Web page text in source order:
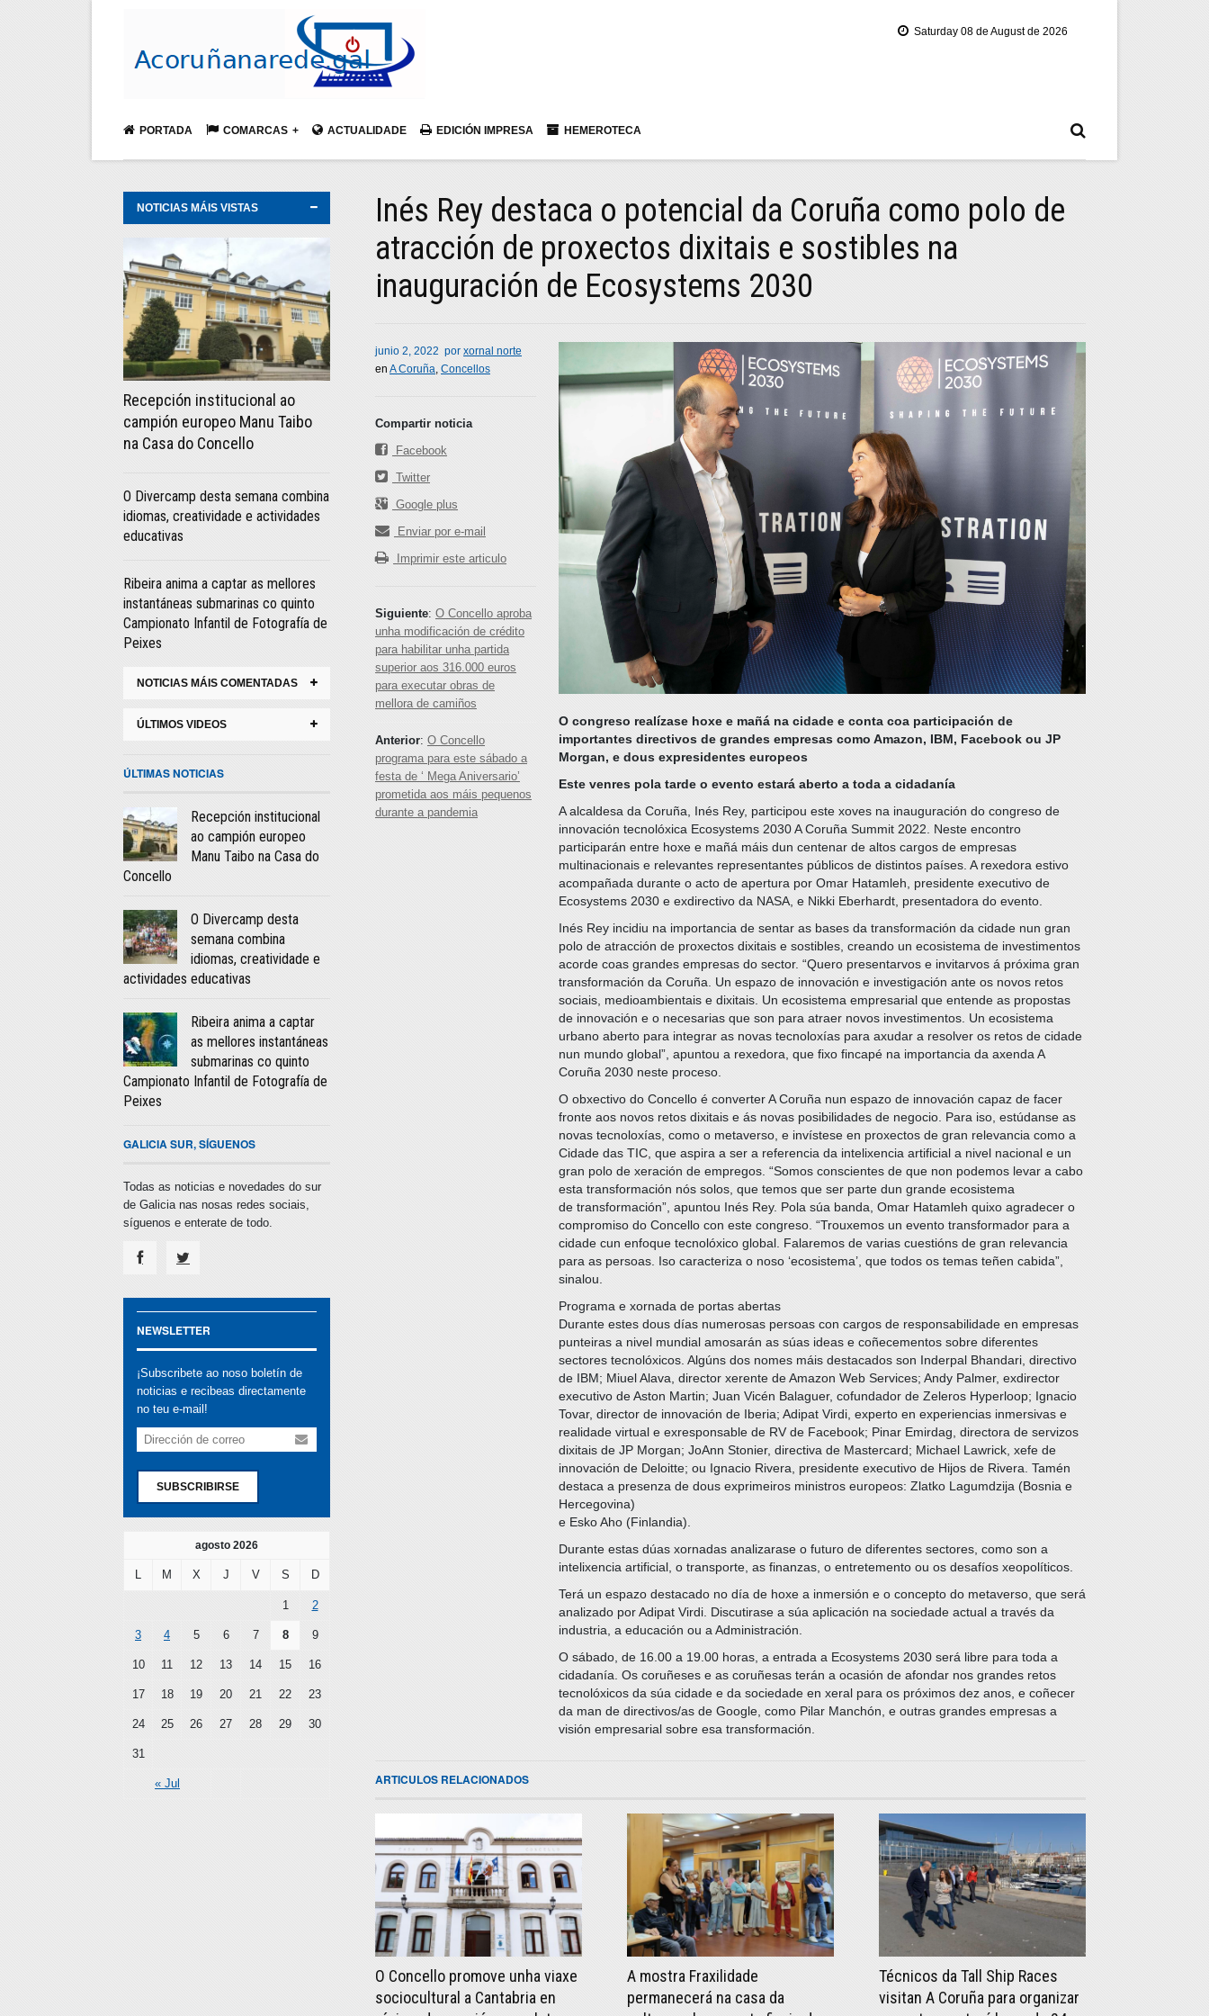
Saturday 08 de August de 2026
PORTADA COMARCAS ACTUALIDADE EDICIÓN IMPRESA HEMEROTECA
Inés Rey destaca o potencial da Coruña como polo de
atracción de proxectos dixitais e sostibles na
inauguración de Ecosystems 2030
O congreso realízase hoxe e mañá na cidade e conta coa participación de
importantes directivos de grandes empresas como Amazon, IBM, Facebook ou JP
Morgan, e dous expresidentes europeos
Este venres pola tarde o evento estará aberto a toda a cidadanía
A alcaldesa da Coruña, Inés Rey, participou este xoves na inauguración do congreso de
innovación tecnolóxica Ecosystems 2030 A Coruña Summit 2022. Neste encontro
participarán entre hoxe e mañá máis dun centenar de altos cargos de empresas
multinacionais e relevantes representantes públicos de distintos países. A rexedora estivo
acompañada durante o acto de apertura por Omar Hatamleh, presidente executivo de
Ecosystems 2030 e exdirectivo da NASA, e Nikki Eberhardt, presentadora do evento.
Inés Rey incidiu na importancia de sentar as bases da transformación da cidade nun gran
polo de atracción de proxectos dixitais e sostibles, creando un ecosistema de investimentos
acorde coas grandes empresas do sector. “Quero presentarvos e invitarvos á próxima gran
transformación da Coruña. Un espazo de innovación e investigación ante os novos retos
sociais, medioambientais e dixitais. Un ecosistema empresarial que entende as propostas
de innovación e o necesarias que son para atraer novos investimentos. Un ecosistema
urbano aberto para integrar as novas tecnoloxías para axudar a resolver os retos de cidade
nun mundo global”, apuntou a rexedora, que fixo fincapé na importancia da axenda A
Coruña 2030 neste proceso.
O obxectivo do Concello é converter A Coruña nun espazo de innovación capaz de facer
fronte aos novos retos dixitais e ás novas posibilidades de negocio. Para iso, estúdanse as
novas tecnoloxías, como o metaverso, e invístese en proxectos de gran relevancia como a
Cidade das TIC, que aspira a ser a referencia da intelixencia artificial a nivel nacional e un
gran polo de xeración de empregos. “Somos conscientes de que non podemos levar a cabo
esta transformación nós solos, que temos que ser parte dun grande ecosistema
de transformación”, apuntou Inés Rey. Pola súa banda, Omar Hatamleh quixo agradecer o
compromiso do Concello con este congreso. “Trouxemos un evento transformador para a
cidade cun enfoque tecnolóxico global. Falaremos de varias cuestións de gran relevancia
para as persoas. Iso caracteriza o noso ‘ecosistema’, que todos os temas teñen cabida”,
sinalou.
Programa e xornada de portas abertas
Durante estes dous días numerosas persoas con cargos de responsabilidade en empresas
punteiras a nivel mundial amosarán as súas ideas e coñecementos sobre diferentes
sectores tecnolóxicos. Algúns dos nomes máis destacados son Inderpal Bhandari, directivo
de IBM; Miuel Alava, director xerente de Amazon Web Services; Andy Palmer, exdirector
executivo de Aston Martin; Juan Vicén Balaguer, cofundador de Zeleros Hyperloop; Ignacio
Tovar, director de innovación de Iberia; Adipat Virdi, experto en experiencias inmersivas e
realidade virtual e exresponsable de RV de Facebook; Pinar Emirdag, directora de servizos
dixitais de JP Morgan; JoAnn Stonier, directiva de Mastercard; Michael Lawrick, xefe de
innovación de Deloitte; ou Ignacio Rivera, presidente executivo de Hijos de Rivera. Tamén
destaca a presenza de dous exprimeiros ministros europeos: Zlatko Lagumdzija (Bosnia e
Hercegovina)
e Esko Aho (Finlandia).
Durante estas dúas xornadas analizarase o futuro de diferentes sectores, como son a
intelixencia artificial, o transporte, as finanzas, o entretemento ou os desafíos xeopolíticos.
Terá un espazo destacado no día de hoxe a inmersión e o concepto do metaverso, que será
analizado por Adipat Virdi. Discutirase a súa aplicación na sociedade actual a través da
industria, a educación ou a Administración.
O sábado, de 16.00 a 19.00 horas, a entrada a Ecosystems 2030 será libre para toda a
cidadanía. Os coruñeses e as coruñesas terán a ocasión de afondar nos grandes retos
tecnolóxicos da súa cidade e da sociedade en xeral para os próximos dez anos, e coñecer
da man de directivos/as de Google, como Pilar Manchón, e outras grandes empresas a
visión empresarial sobre esa transformación.
junio 2, 2022 por xornal norte
en A Coruña, Concellos
Compartir noticia
Facebook
Twitter
Google plus
Enviar por e-mail
Imprimir este articulo
Siguiente: O Concello aproba
unha modificación de crédito
para habilitar unha partida
superior aos 316.000 euros
para executar obras de
mellora de camiños
Anterior: O Concello
programa para este sábado a
festa de ‘ Mega Aniversario’
prometida aos máis pequenos
durante a pandemia
ARTICULOS RELACIONADOS
Técnicos da Tall Ship Races
visitan A Coruña para organizar
A mostra Fraxilidade
permanecerá na casa da
O Concello promove unha viaxe
sociocultural a Cantabria en
NOTICIAS MÁIS VISTAS
Recepción institucional ao
campión europeo Manu Taibo
na Casa do Concello
O Divercamp desta semana combina
idiomas, creatividade e actividades
educativas
Ribeira anima a captar as mellores
instantáneas submarinas co quinto
Campionato Infantil de Fotografía de
Peixes
NOTICIAS MÁIS COMENTADAS
ÚLTIMOS VIDEOS
ÚLTIMAS NOTICIAS
Recepción institucional
ao campión europeo
Manu Taibo na Casa do
Concello
O Divercamp desta
semana combina
idiomas, creatividade e
actividades educativas
Ribeira anima a captar
as mellores instantáneas
submarinas co quinto
Campionato Infantil de Fotografía de
Peixes
GALICIA SUR, SÍGUENOS
Todas as noticias e novedades do sur
de Galicia nas nosas redes sociais,
síguenos e enterate de todo.
NEWSLETTER
¡Subscribete ao noso boletín de
noticias e recibeas directamente
no teu e-mail!
SUBSCRIBIRSE
agosto 2026
L M X J V S D
« Jul
1 2
3 4 5 6 7 8 9
10 11 12 13 14 15 16
17 18 19 20 21 22 23
24 25 26 27 28 29 30
31